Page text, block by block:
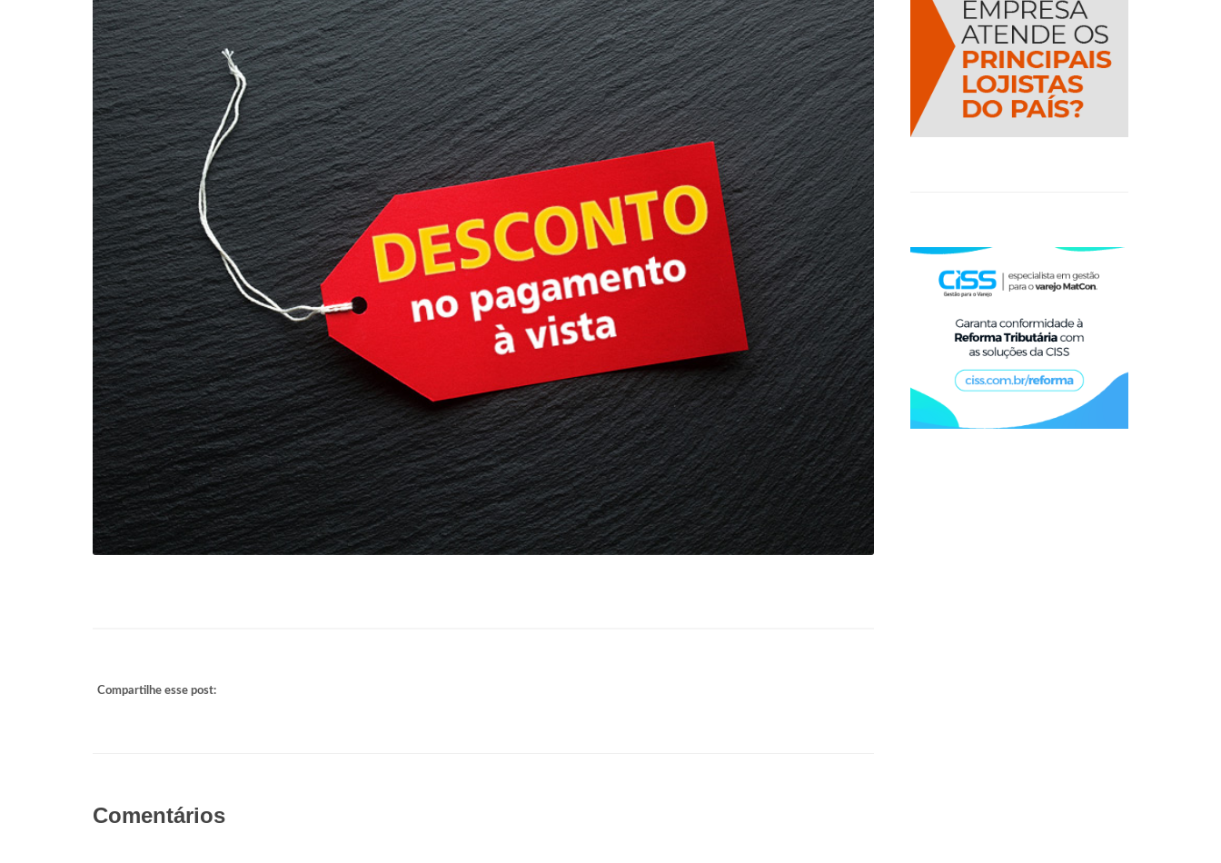
Compartilhe esse post:
Comentários